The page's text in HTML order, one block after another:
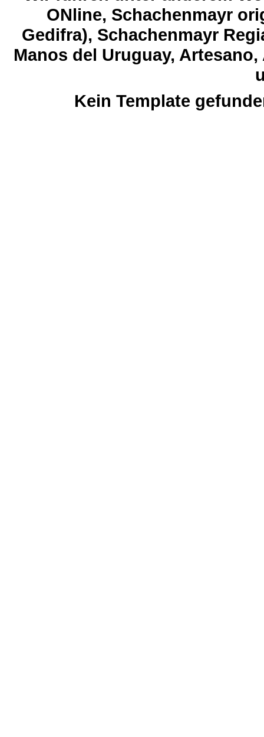
ONline, Schachenmayr
Gedifra), Schachenmayr
Manos del Uruguay,
Kein Template